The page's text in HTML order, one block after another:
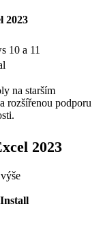
2023
10 a 11
na starším
rozšířenou podporu
2023
Install